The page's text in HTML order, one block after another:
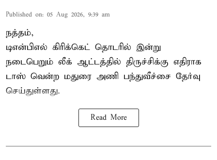
Published on: 05 Aug 2026, 9:39 am
நத்தம்,
டிஎன்பிஎல் கிரிக்கெட் தொடரில் இன்று
நடைபெறும் லீக் ஆட்டத்தில் திருச்சிக்கு எதிராக
டாஸ் வென்ற மதுரை அணி பந்துவீச்சை தேர்வு
செய்துள்ளது.
Read More